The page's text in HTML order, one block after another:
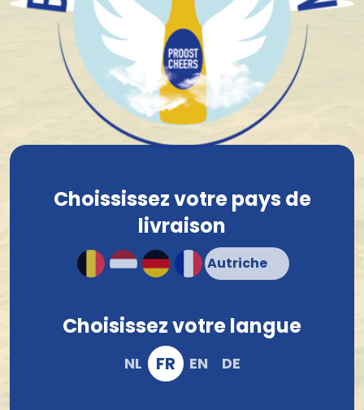
3,82 €
3,82 €
Choississez votre pays de
livraison
Choisissez votre langue
NL FR EN DE